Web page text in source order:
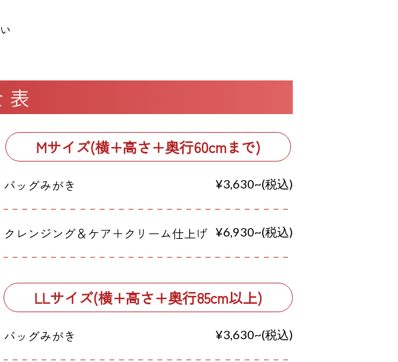
Mサイズ(横+高さ+奥行60cmまで)
バッグみがき ¥3,630~(税込)
クレンジング＆ケア＋クリーム仕上げ ¥6,930~(税込)
LLサイズ(横+高さ+奥行85cm以上)
バッグみがき ¥3,630~(税込)